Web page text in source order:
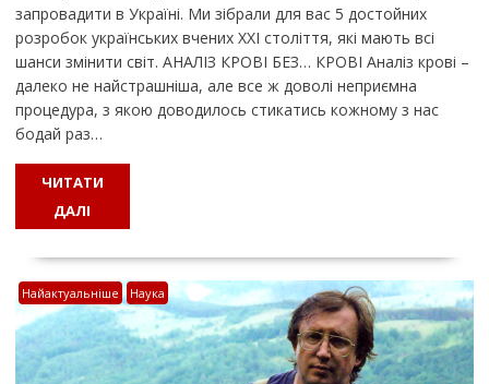
запровадити в Україні. Ми зібрали для вас 5 достойних
розробок українських вчених ХХІ століття, які мають всі
шанси змінити світ. АНАЛІЗ КРОВІ БЕЗ… КРОВІ Аналіз крові –
далеко не найстрашніша, але все ж доволі неприємна
процедура, з якою доводилось стикатись кожному з нас
бодай раз…
ЧИТАТИ
ДАЛІ
Найактуальніше Наука